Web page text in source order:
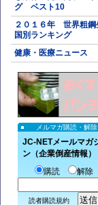
グ ベスト10
２０１６年 世界粗鋼
国別ランキング
健康・医療ニュース
メルマガ購読・解除
JC-NETメールマガ
ン（企業倒産情報）
購読
解除
読者購読規約